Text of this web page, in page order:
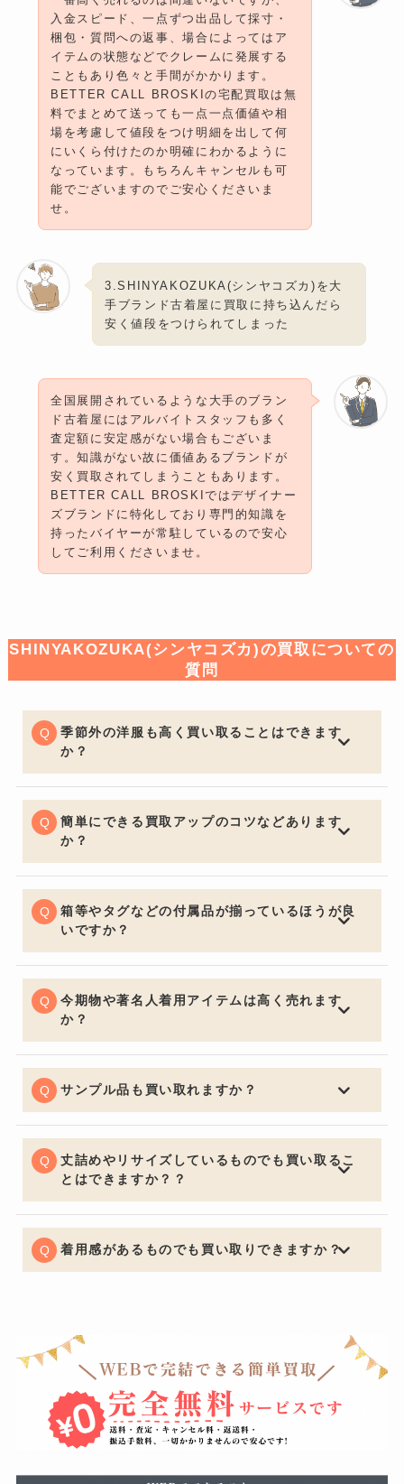
入金スピード、一点ずつ出品して採寸・
梱包・質問への返事、場合によってはア
イテムの状態などでクレームに発展する
こともあり色々と手間がかかります。
BETTER CALL BROSKIの宅配買取は無
料でまとめて送っても一点一点価値や相
場を考慮して値段をつけ明細を出して何
にいくら付けたのか明確にわかるように
なっています。もちろんキャンセルも可
能でございますのでご安心くださいま
せ。
3.SHINYAKOZUKA(シンヤコズカ)を大
手ブランド古着屋に買取に持ち込んだら
安く値段をつけられてしまった
全国展開されているような大手のブラン
ド古着屋にはアルバイトスタッフも多く
査定額に安定感がない場合もございま
す。知識がない故に価値あるブランドが
安く買取されてしまうこともあります。
BETTER CALL BROSKIではデザイナー
ズブランドに特化しており専門的知識を
持ったバイヤーが常駐しているので安心
してご利用くださいませ。
SHINYAKOZUKA(シンヤコズカ)の買取についての
質問
季節外の洋服も高く買い取ることはできます
か？
となる場合がございますが、BETTER CALL BROSKIで
は季節問わず精一杯の価格でお買取りさせていただきま
す。
簡単にできる買取アップのコツなどあります
か？
いくら流行の品やブランド品であっても、汚れていると
査定額は下がってしまいます。見た目はとても大切なポ
イントです。
箱等やタグなどの付属品が揃っているほうが良
いですか？
ッグの場合は保管用の布袋など付属品があると信頼性も
上がり査定額アップの重要ポイントになります。
今期物や著名人着用アイテムは高く売れます
か？
セールになっていたりすると査定額にも響くため売却を
ご検討の際は購入してからなるべく早く売るのをオスス
メ致します。著名人が身に着けているものなどは入手困
難になり需要が高く買い取り価格も高くなります。
サンプル品も買い取れますか？
安くなってしまいますがサンプルか関係なしにデザイン
で中古市場は値段が決まるためサンプル品でも全く問題
ございません。
丈詰めやリサイズしているものでも買い取るこ
とはできますか？？
どの丈詰めやリサイズがある場合はお買取りできないケ
ースもございますので予めご了承くださいませ。
着用感があるものでも買い取りできますか？
に留めることができるように努めています。